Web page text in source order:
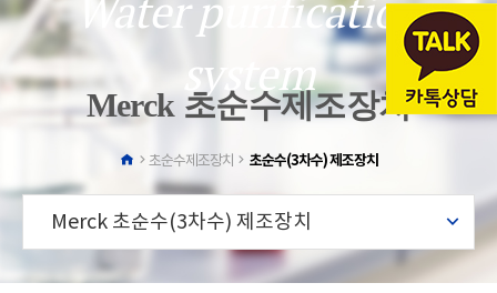
system
Merck 초순수제조장치
초순수제조장치 초순수(3차수) 제조장치
Merck 초순수(3차수) 제조장치